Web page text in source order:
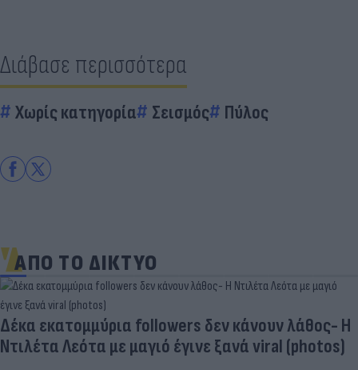
Διάβασε περισσότερα
Χωρίς κατηγορία Σεισμός Πύλος
ΑΠΟ ΤΟ ΔΙΚΤΥΟ
«Στην pole position για Κωνσταντέλια η
Ντόρτμουντ»